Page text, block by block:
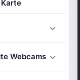
Webcams